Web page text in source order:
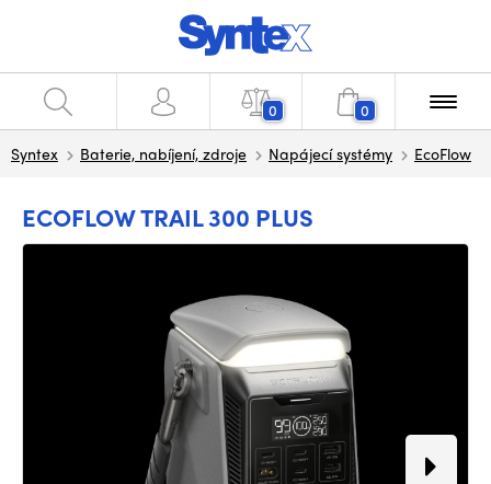
0 0
Syntex Baterie, nabíjení, zdroje Napájecí systémy EcoFlow
ECOFLOW TRAIL 300 PLUS